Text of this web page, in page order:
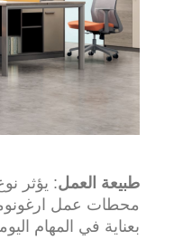
طبيعة العمل: يؤثر
محطات عمل
بعناية في المهام